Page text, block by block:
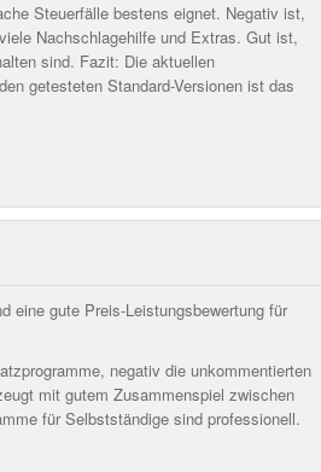
Steuerfälle bestens eignet. Negativ ist,
Nachschlagehilfe und Extras. Gut ist,
sind. Fazit: Die aktuellen
getesteten Standard-Versionen ist das
eine gute Preis-Leistungsbewertung für
, negativ die unkommentierten
mit gutem Zusammenspiel zwischen
für Selbstständige sind professionell.